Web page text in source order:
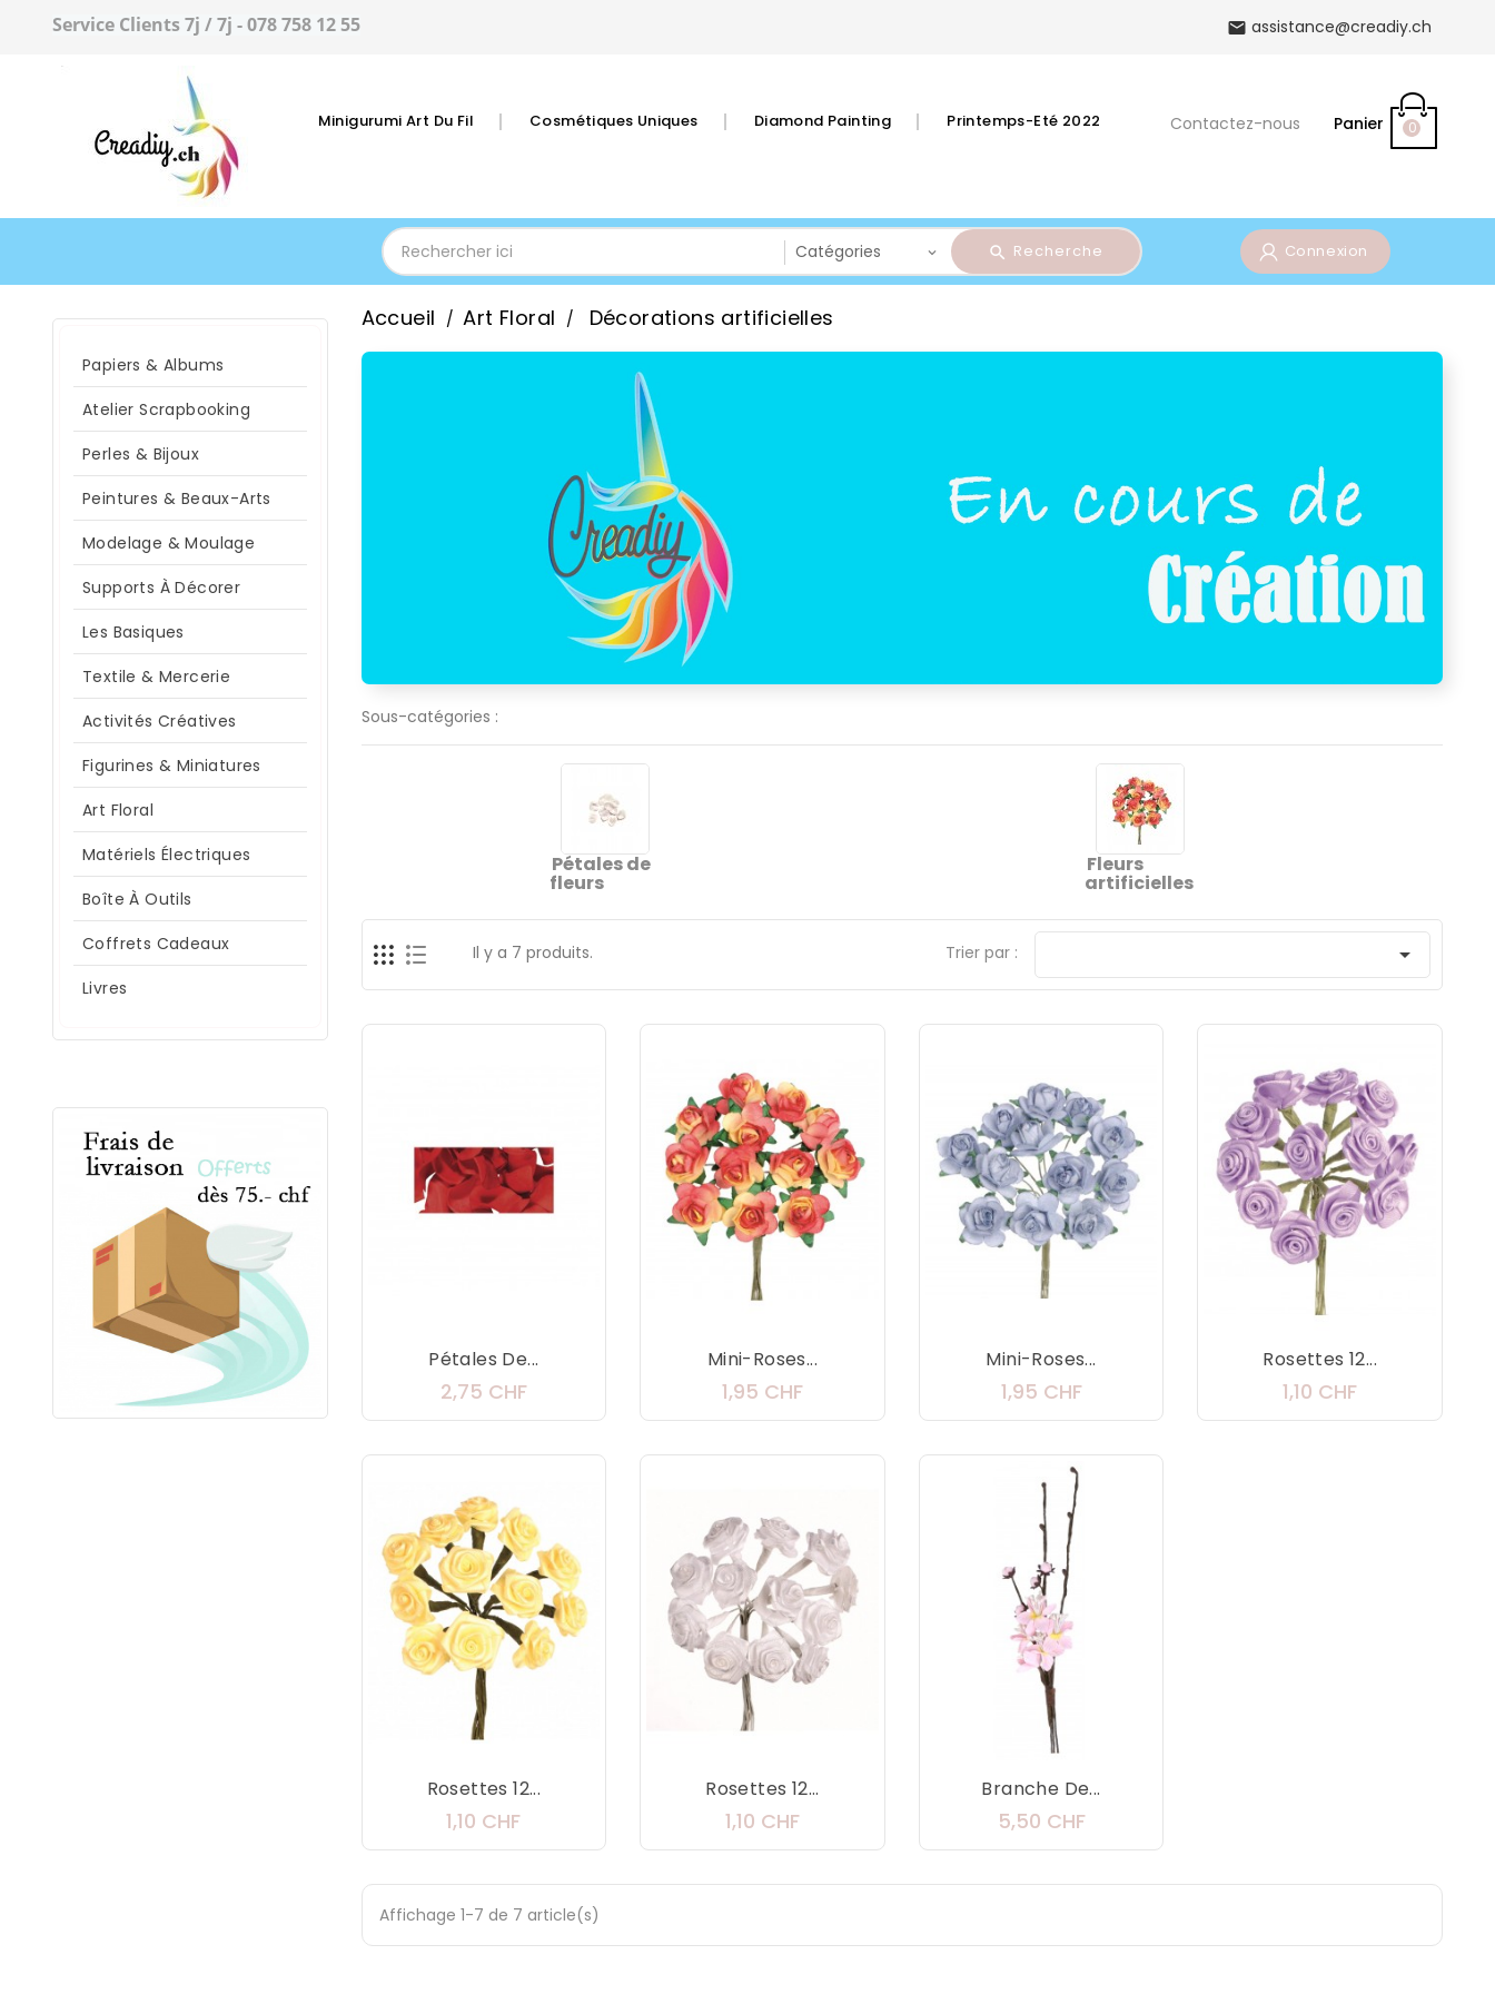
Service Clients 7j / 7j - 078 758 12 55  assistance@creadiy.ch
Panier 0
Contactez-nous
Minigurumi Art Du Fil Cosmétiques Uniques Diamond Painting Printemps-Eté 2022
Connexion
Recherche
Papiers & Albums
Atelier Scrapbooking
Perles & Bijoux
Peintures & Beaux-Arts
Modelage & Moulage
Supports À Décorer
Les Basiques
Textile & Mercerie
Activités Créatives
Figurines & Miniatures
Art Floral
Matériels Électriques
Boîte À Outils
Coffrets Cadeaux
Livres
Accueil Art Floral Décorations artificielles
Sous-catégories :
Pétales de
fleurs
Fleurs
artificielles
Il y a 7 produits. Trier par : 
Pétales De...
2,75 CHFPrix
Mini-Roses...
1,95 CHFPrix
Mini-Roses...
1,95 CHFPrix
Rosettes 12...
1,10 CHFPrix
Rosettes 12...
1,10 CHFPrix
Rosettes 12...
1,10 CHFPrix
Branche De...
5,50 CHFPrix
Affichage 1-7 de 7 article(s)